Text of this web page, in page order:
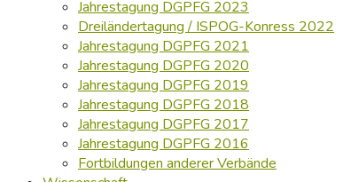
Jahrestagung DGPFG 2023
Dreiländertagung / ISPOG-Konress 2022
Jahrestagung DGPFG 2021
Jahrestagung DGPFG 2020
Jahrestagung DGPFG 2019
Jahrestagung DGPFG 2018
Jahrestagung DGPFG 2017
Jahrestagung DGPFG 2016
Fortbildungen anderer Verbände